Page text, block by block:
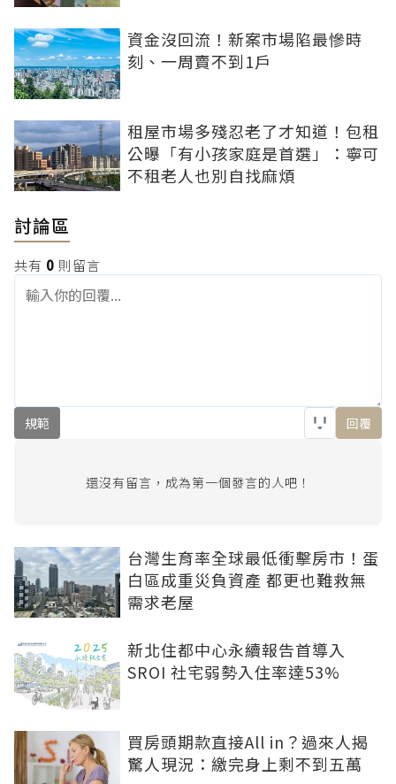
資金沒回流！新案市場陷最慘時
刻、一周賣不到1戶
租屋市場多殘忍老了才知道！包租
公曝「有小孩家庭是首選」：寧可
不租老人也別自找麻煩
討論區
共有 0 則留言
規範 回覆
還沒有留言，成為第一個發言的人吧！
台灣生育率全球最低衝擊房市！蛋
白區成重災負資產 都更也難救無
需求老屋
新北住都中心永續報告首導入
SROI 社宅弱勢入住率達53%
買房頭期款直接All in？過來人揭
驚人現況：繳完身上剩不到五萬